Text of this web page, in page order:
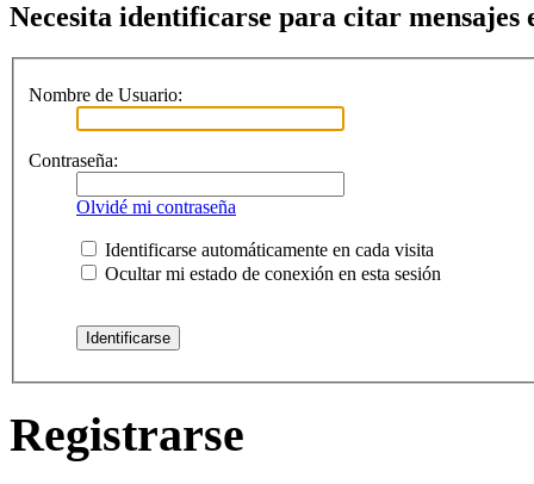
Necesita identificarse para citar mensajes
Nombre de Usuario:
Contraseña:
Olvidé mi contraseña
Identificarse automáticamente en cada visita
Ocultar mi estado de conexión en esta sesión
Registrarse